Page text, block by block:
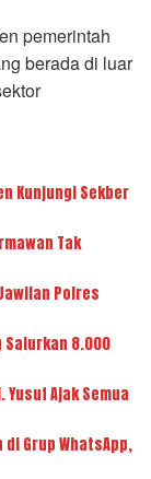
pemerintah
berada di luar
Kunjungi Sekber
Tak
Polres
8.000
Yusuf Ajak Semua
Grup WhatsApp,